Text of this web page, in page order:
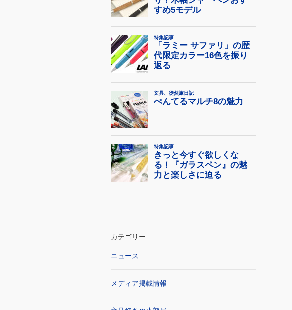
カテゴリー
ニュース
メディア掲載情報